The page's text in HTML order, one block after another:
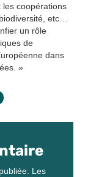
coopérations
etc…
un rôle
de
dans
»
Les